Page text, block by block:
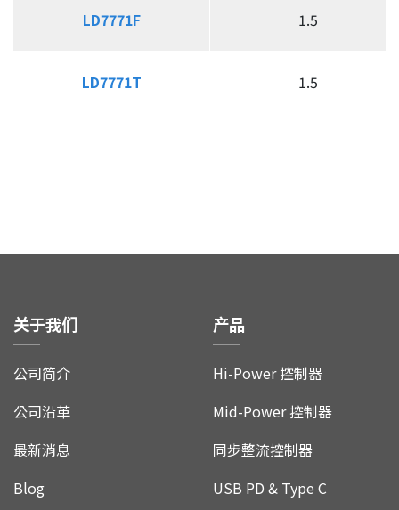
投资人关系
人力资源
LD7771F 1.5
LD7771T 1.5
LD7771F
LD7771T
关于我们
公司简介
公司沿革
最新消息
Blog
产品
Hi-Power 控制器
Mid-Power 控制器
同步整流控制器
USB PD & Type C